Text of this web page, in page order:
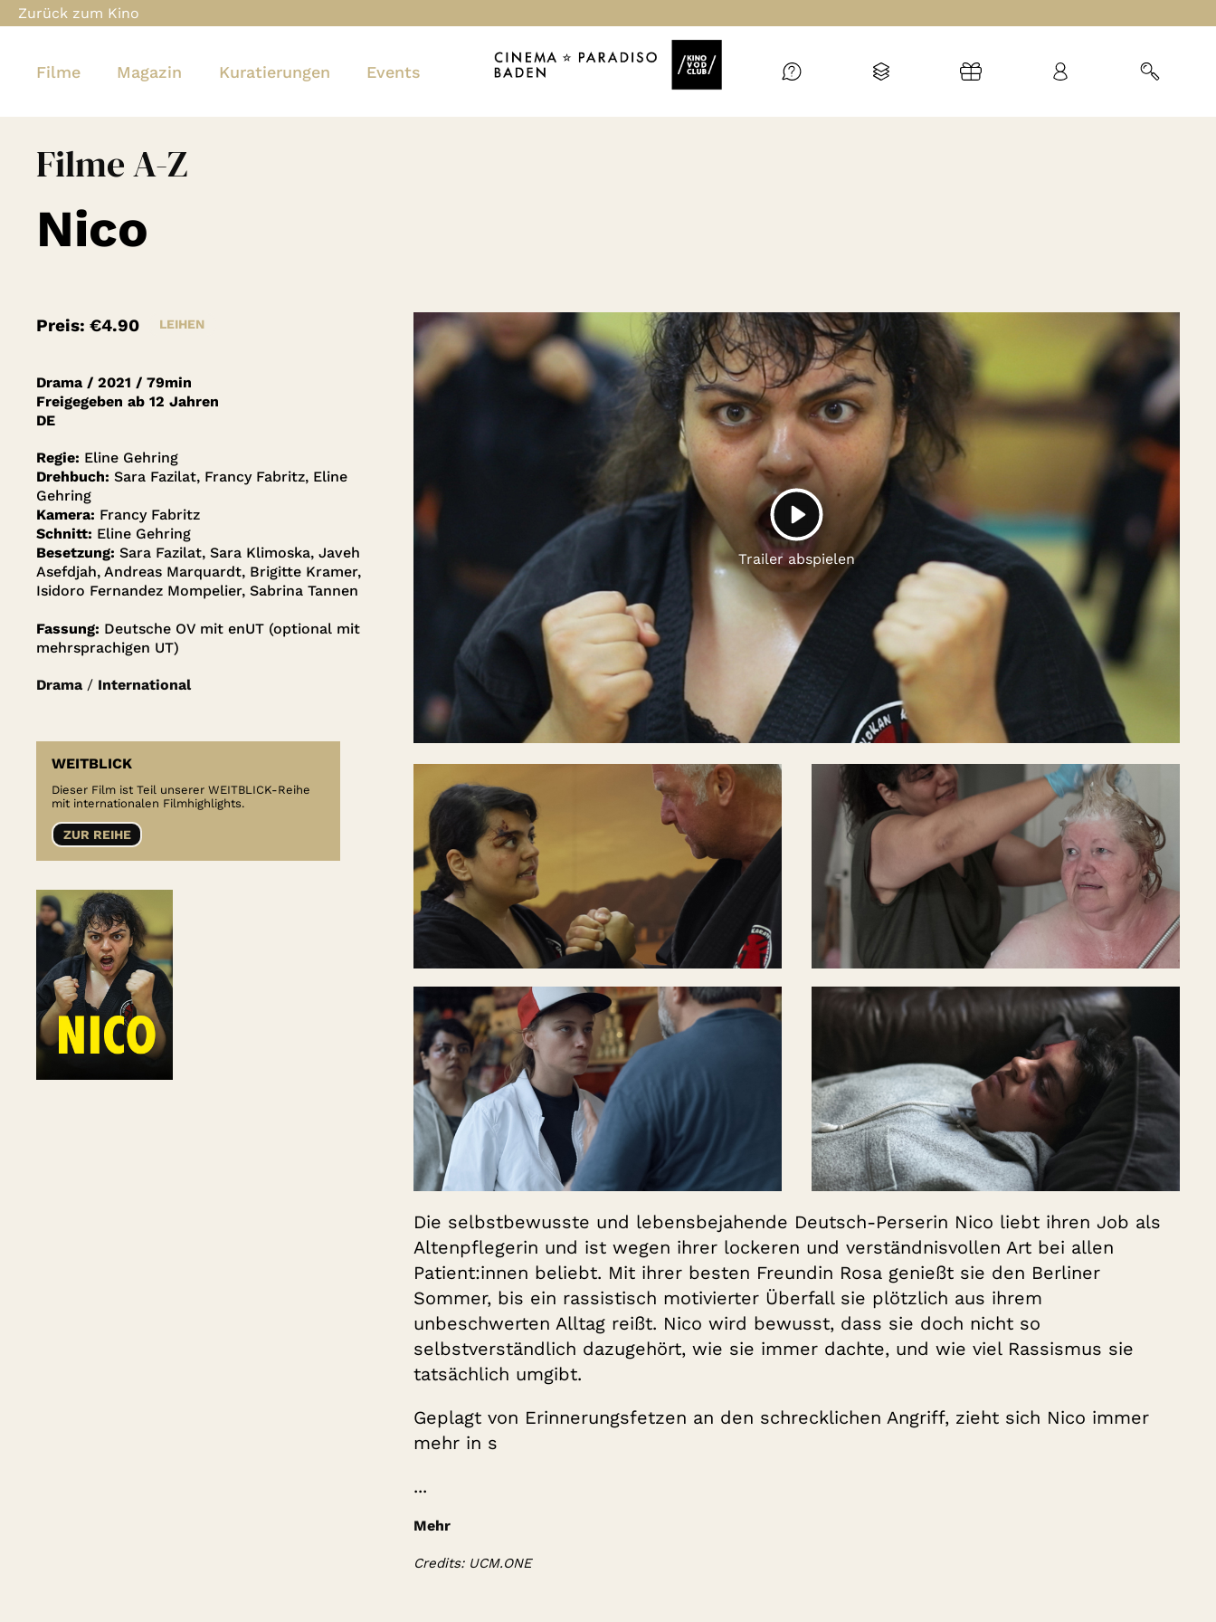
Filme
So geht’s
Filmpakete
Gutscheine
& Filmpässe
Suche
Zurück zum Kino
Filme Magazin Kuratierungen Events
Filme A-Z
Nico
Preis: €4.90 LEIHEN
PLAY
Trailer abspielen
Drama / 2021 / 79min
Freigegeben ab 12 Jahren
DE
Regie: Eline Gehring
Drehbuch: Sara Fazilat, Francy Fabritz, Eline
Gehring
Kamera: Francy Fabritz
Schnitt: Eline Gehring
Besetzung: Sara Fazilat, Sara Klimoska, Javeh
Asefdjah, Andreas Marquardt, Brigitte Kramer,
Isidoro Fernandez Mompelier, Sabrina Tannen
Fassung: Deutsche OV mit enUT (optional mit
mehrsprachigen UT)
Drama / International
WEITBLICK
Dieser Film ist Teil unserer WEITBLICK-Reihe
mit internationalen Filmhighlights.
ZUR REIHE
Die selbstbewusste und lebensbejahende Deutsch-Perserin Nico liebt ihren Job als
Altenpflegerin und ist wegen ihrer lockeren und verständnisvollen Art bei allen
Patient:innen beliebt. Mit ihrer besten Freundin Rosa genießt sie den Berliner
Sommer, bis ein rassistisch motivierter Überfall sie plötzlich aus ihrem
unbeschwerten Alltag reißt. Nico wird bewusst, dass sie doch nicht so
selbstverständlich dazugehört, wie sie immer dachte, und wie viel Rassismus sie
tatsächlich umgibt.
Geplagt von Erinnerungsfetzen an den schrecklichen Angriff, zieht sich Nico immer
mehr in s
...
Mehr
Credits: UCM.ONE